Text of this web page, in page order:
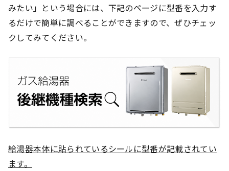
みたい」という場合には、下記のページに型番を入力す
るだけで簡単に調べることができますので、ぜひチェッ
クしてみてください。
給湯器本体に貼られているシールに型番が記載されてい
ます。